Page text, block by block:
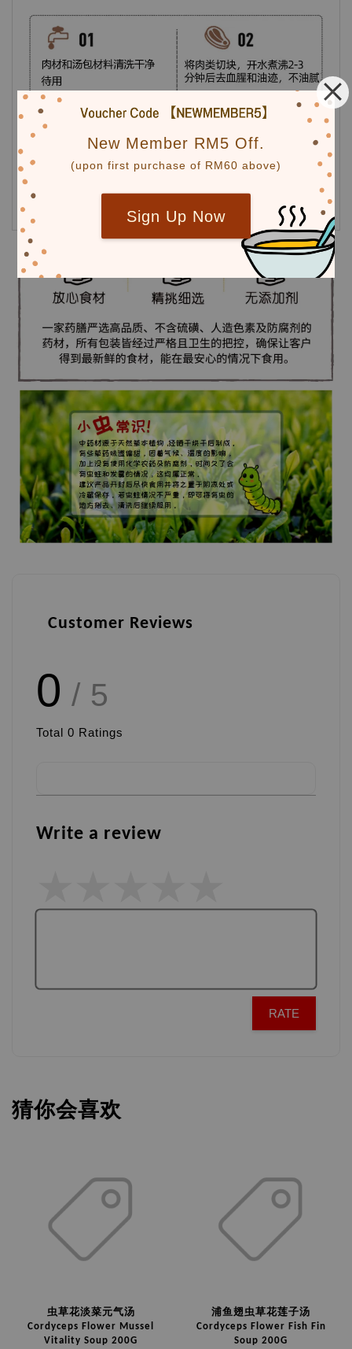
New Member RM5 Off.
(upon first purchase of RM60 above)
Sign Up Now
Customer Reviews
0 / 5
Total 0 Ratings
Write a review
RATE
猜你会喜欢
虫草花淡菜元气汤
Cordyceps Flower Mussel
Vitality Soup 200G
浦鱼翅虫草花莲子汤
Cordyceps Flower Fish Fin
Soup 200G